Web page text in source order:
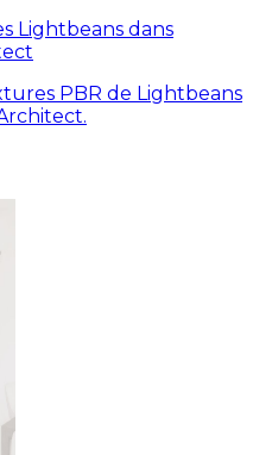
Lightbeans dans
PBR de Lightbeans